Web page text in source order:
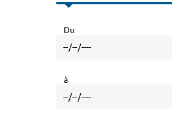
Du
à